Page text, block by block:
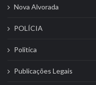
Nova Alvorada
POLÍCIA
Politíca
Publicações Legais